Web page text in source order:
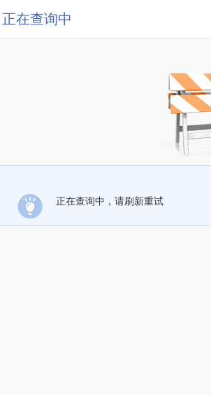
正在查询中
正在查询中，请刷新重试